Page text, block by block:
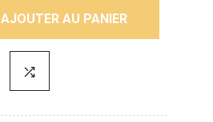
AJOUTER AU PANIER